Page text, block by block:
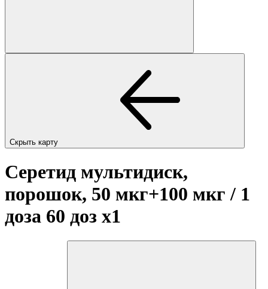
Скрыть карту
Серетид мультидиск,
порошок, 50 мкг+100 мкг / 1
доза 60 доз x1